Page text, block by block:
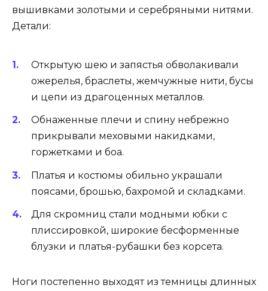
вышивками золотыми и серебряными нитями.
Детали:
Открытую шею и запястья обволакивали
ожерелья, браслеты, жемчужные нити, бусы
и цепи из драгоценных металлов.
Обнаженные плечи и спину небрежно
прикрывали меховыми накидками,
горжетками и боа.
Платья и костюмы обильно украшали
поясами, брошью, бахромой и складками.
Для скромниц стали модными юбки с
плиссировкой, широкие бесформенные
блузки и платья-рубашки без корсета.
Ноги постепенно выходят из темницы длинных